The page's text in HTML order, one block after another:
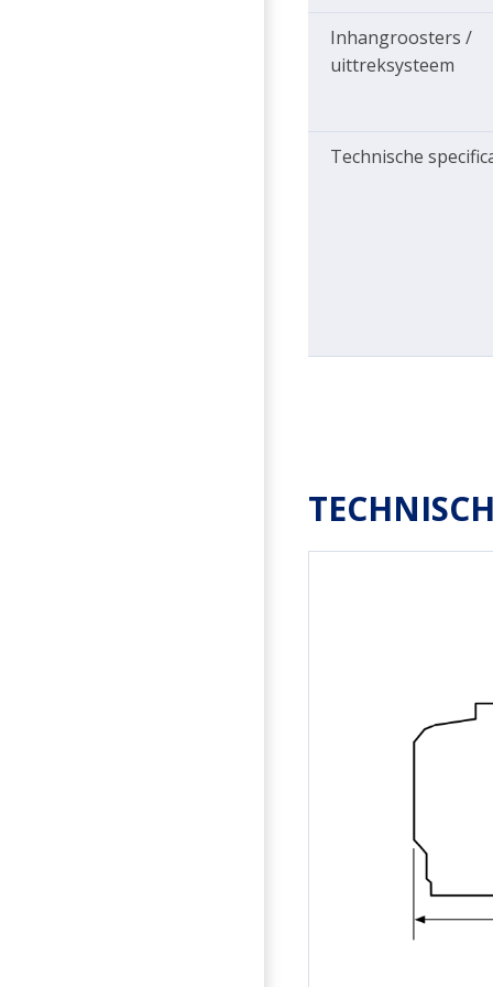
Inhangroosters /
uittreksysteem
Technische